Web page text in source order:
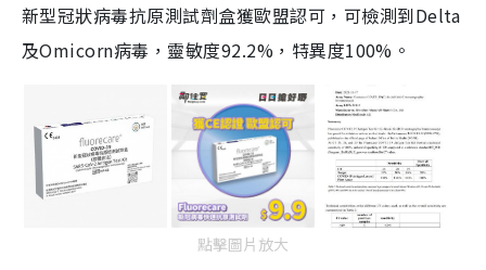
新型冠狀病毒抗原測試劑盒獲歐盟認可，可檢測到Delta
及Omicorn病毒，靈敏度92.2%，特異度100%。
點擊圖片放大